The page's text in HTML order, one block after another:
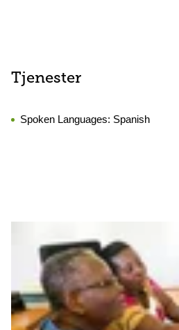
Tjenester
Spoken Languages: Spanish